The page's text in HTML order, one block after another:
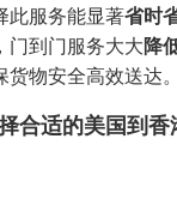
此服务能显著省时
门到门服务大大降
货物安全高效送达。
合适的美国到香